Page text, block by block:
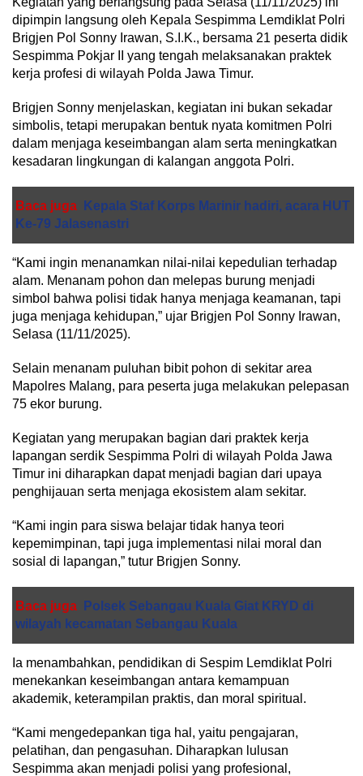
dipimpin langsung oleh Kepala Sespimma Lemdiklat Polri
Brigjen Pol Sonny Irawan, S.I.K., bersama 21 peserta didik
Sespimma Pokjar II yang tengah melaksanakan praktek
kerja profesi di wilayah Polda Jawa Timur.
Brigjen Sonny menjelaskan, kegiatan ini bukan sekadar
simbolis, tetapi merupakan bentuk nyata komitmen Polri
dalam menjaga keseimbangan alam serta meningkatkan
kesadaran lingkungan di kalangan anggota Polri.
Baca juga
Kepala Staf Korps Marinir hadiri, acara HUT
Ke-79 Jalasenastri
“Kami ingin menanamkan nilai-nilai kepedulian terhadap
alam. Menanam pohon dan melepas burung menjadi
simbol bahwa polisi tidak hanya menjaga keamanan, tapi
juga menjaga kehidupan,” ujar Brigjen Pol Sonny Irawan,
Selasa (11/11/2025).
Selain menanam puluhan bibit pohon di sekitar area
Mapolres Malang, para peserta juga melakukan pelepasan
75 ekor burung.
Kegiatan yang merupakan bagian dari praktek kerja
lapangan serdik Sespimma Polri di wilayah Polda Jawa
Timur ini diharapkan dapat menjadi bagian dari upaya
penghijauan serta menjaga ekosistem alam sekitar.
“Kami ingin para siswa belajar tidak hanya teori
kepemimpinan, tapi juga implementasi nilai moral dan
sosial di lapangan,” tutur Brigjen Sonny.
Baca juga
Polsek Sebangau Kuala Giat KRYD di
wilayah kecamatan Sebangau Kuala
Ia menambahkan, pendidikan di Sespim Lemdiklat Polri
menekankan keseimbangan antara kemampuan
akademik, keterampilan praktis, dan moral spiritual.
“Kami mengedepankan tiga hal, yaitu pengajaran,
pelatihan, dan pengasuhan. Diharapkan lulusan
Sespimma akan menjadi polisi yang profesional,